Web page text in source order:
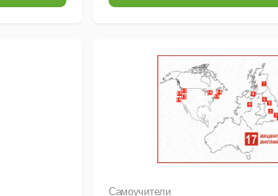
Самоучители